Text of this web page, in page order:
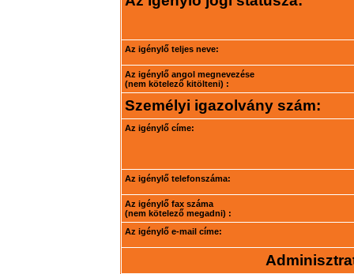
Az igénylő teljes neve:
Az igénylő angol megnevezése
(nem kötelező kitölteni) :
Személyi igazolvány szám:
Az igénylő címe:
Az igénylő telefonszáma:
Az igénylő fax száma
(nem kötelező megadni) :
Az igénylő e-mail címe: